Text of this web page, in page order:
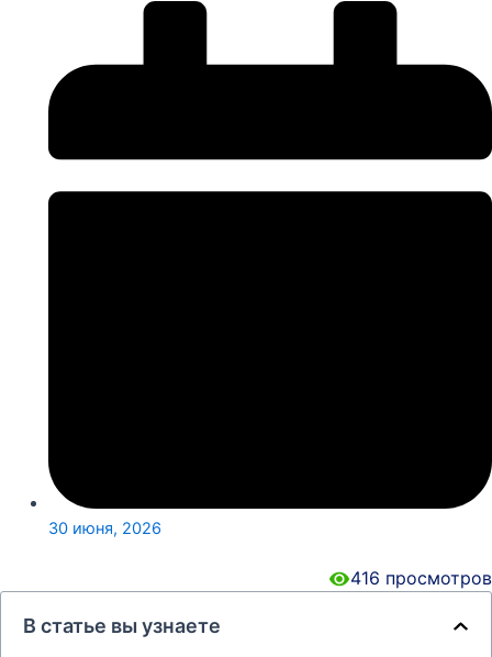
30 июня, 2026
416 просмотров
В статье вы узнаете